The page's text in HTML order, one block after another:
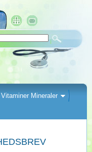
Vitaminer Mineraler